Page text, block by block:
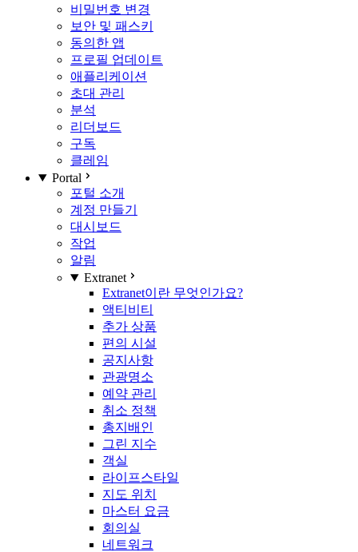
비밀번호 변경
보안 및 패스키
동의한 앱
프로필 업데이트
애플리케이션
초대 관리
분석
리더보드
구독
클레임
Portal
포털 소개
계정 만들기
대시보드
작업
알림
Extranet
Extranet이란 무엇인가요?
액티비티
추가 상품
편의 시설
공지사항
관광명소
예약 관리
취소 정책
총지배인
그린 지수
객실
라이프스타일
지도 위치
마스터 요금
회의실
네트워크